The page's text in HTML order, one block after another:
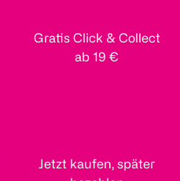
Gratis Click & Collect
ab 19 €
Jetzt kaufen, später